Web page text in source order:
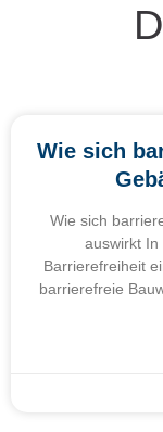
Wie sich
Wie sich
auswirkt In
Barrierefreiheit
barrierefreie